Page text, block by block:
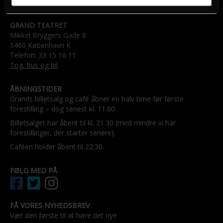
GRAND TEATRET
Mikkel Bryggers Gade 8
1460 København K
Telefon: 33 15 16 11
Tog, bus og bil
ÅBNINGSTIDER
Grands billetsalg og café åbner en halv time før første
forestilling – dog senest kl. 11.00.
Billetsalget har åbent til kl. 21.30 (med mindre vi har
forestillinger, der starter senere).
Caféen holder åbent til 22.30.
FØLG MED PÅ
FÅ VORES NYHEDSBREV
Vær den første til at høre det nye